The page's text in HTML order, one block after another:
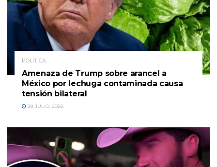
POLÍTICA
Amenaza de Trump sobre arancel a
México por lechuga contaminada causa
tensión bilateral
28 JULIO, 2026